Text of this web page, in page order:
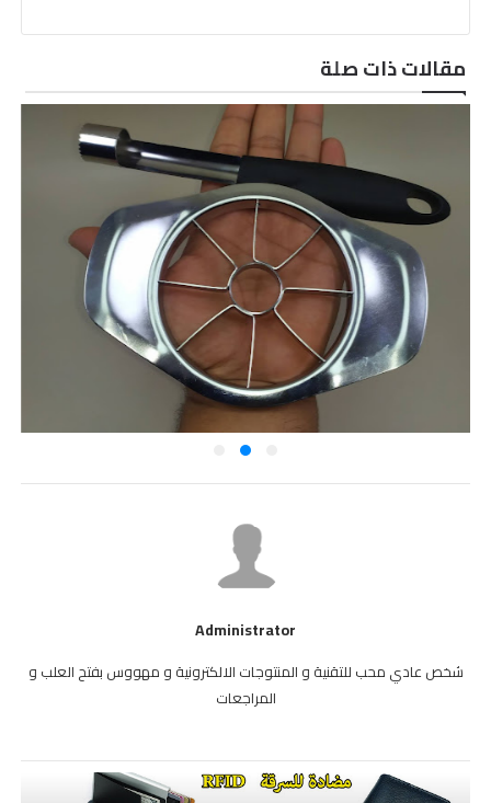
مقالات ذات صلة
Administrator
شخص عادي محب للتقنية و المنتوجات الالكترونية و مهووس بفتح العلب و
المراجعات